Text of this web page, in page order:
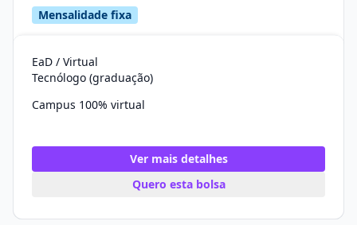
Mensalidade fixa
EaD / Virtual
Tecnólogo (graduação)
Campus 100% virtual
Ver mais detalhes
Quero esta bolsa